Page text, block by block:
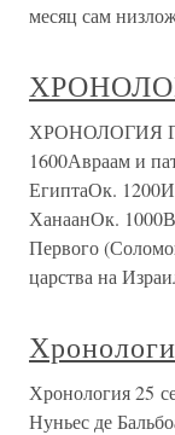
месяц сам
ХРОНОЛОГИЯ
1600Авраам и
ЕгиптаОк.
ХанаанОк.
Первого
царства на
Хронология 25
Нуньес де